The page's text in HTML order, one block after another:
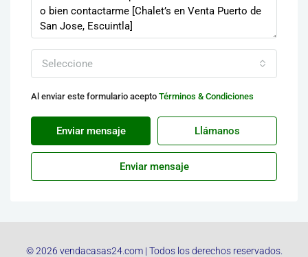
Seleccione
Al enviar este formulario acepto Términos & Condiciones
Enviar mensaje Llámanos
Enviar mensaje
© 2026 vendacasas24.com | Todos los derechos reservados.